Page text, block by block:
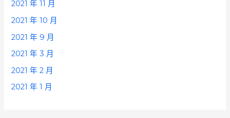
2021 年 11 月
2021 年 10 月
2021 年 9 月
2021 年 3 月
2021 年 2 月
2021 年 1 月